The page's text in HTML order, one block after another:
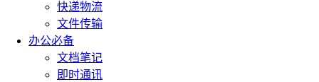
快递物流
文件传输
办公必备
文档笔记
即时通讯